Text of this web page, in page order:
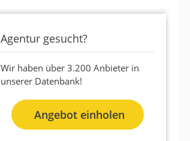
Agentur gesucht?
Wir haben über 3.200 Anbieter in
unserer Datenbank!
Angebot einholen